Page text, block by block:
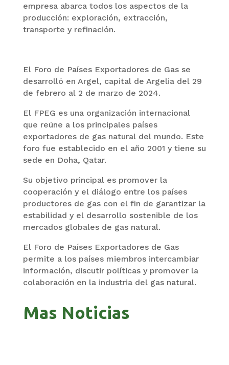
empresa abarca todos los aspectos de la
producción: exploración, extracción,
transporte y refinación.
El Foro de Países Exportadores de Gas se
desarrolló en Argel, capital de Argelia del 29
de febrero al 2 de marzo de 2024.
El FPEG es una organización internacional
que reúne a los principales países
exportadores de gas natural del mundo. Este
foro fue establecido en el año 2001 y tiene su
sede en Doha, Qatar.
Su objetivo principal es promover la
cooperación y el diálogo entre los países
productores de gas con el fin de garantizar la
estabilidad y el desarrollo sostenible de los
mercados globales de gas natural.
El Foro de Países Exportadores de Gas
permite a los países miembros intercambiar
información, discutir políticas y promover la
colaboración en la industria del gas natural.
Mas Noticias